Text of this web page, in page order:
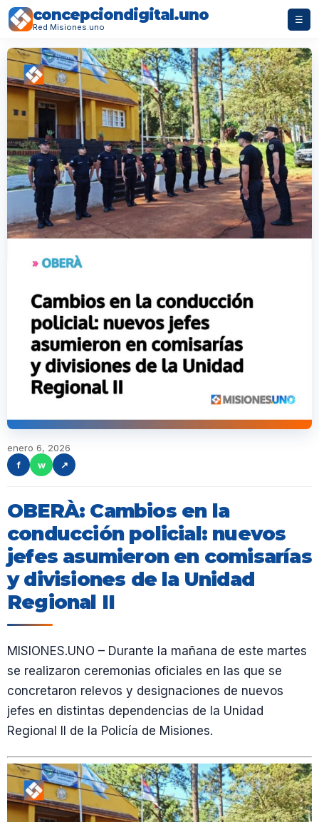
concepciondigital.uno
Red Misiones.uno
☰
enero 6, 2026
f
w ↗
OBERÀ: Cambios en la
conducción policial: nuevos
jefes asumieron en comisarías
y divisiones de la Unidad
Regional II
MISIONES.UNO – Durante la mañana de este martes
se realizaron ceremonias oficiales en las que se
concretaron relevos y designaciones de nuevos
jefes en distintas dependencias de la Unidad
Regional II de la Policía de Misiones.